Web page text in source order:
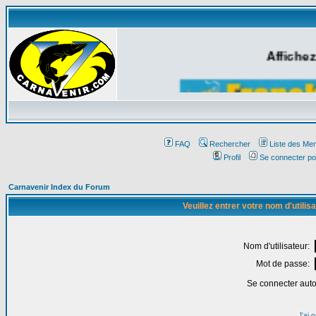
FAQ Rechercher
Liste des
Profil
Se connecter
Carnavenir Index du Forum
Veuillez entrer votre nom
Nom d'utilisateur:
Mot de passe:
Se connecter